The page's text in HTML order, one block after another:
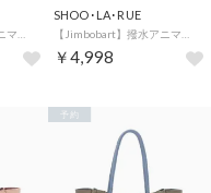
【Jimbobart】撥水アニマル刺繍トートバッグ （ネイビー(094)）
SHOO･LA･RUE
【Jimbobart】撥水アニマル刺繍トートバッグ （ピンク(072)）
￥4,998
予約